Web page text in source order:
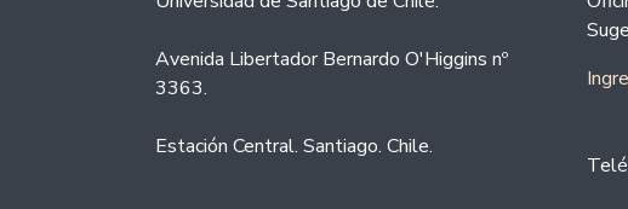
Avenida Libertador Bernardo O'Higgins nº
3363.
Estación Central. Santiago. Chile.